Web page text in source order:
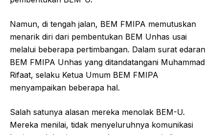
Namun, di tengah jalan, BEM FMIPA memutuskan
menarik diri dari pembentukan BEM Unhas usai
melalui beberapa pertimbangan. Dalam surat edaran
BEM FMIPA Unhas yang ditandatangani Muhammad
Rifaat, selaku Ketua Umum BEM FMIPA
menyampaikan beberapa hal.
Salah satunya alasan mereka menolak BEM-U.
Mereka menilai, tidak menyeluruhnya komunikasi